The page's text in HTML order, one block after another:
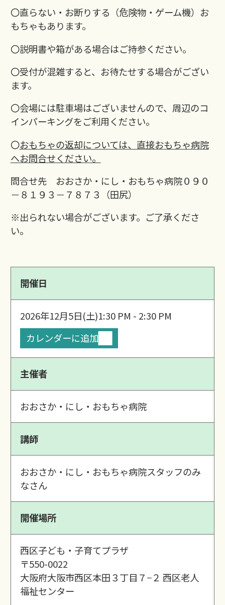
〇直らない・お断りする（危険物・ゲーム機）お
もちゃもあります。
〇説明書や箱がある場合はご持参ください。
〇受付が混雑すると、お待たせする場合がござい
ます。
〇会場には駐車場はございませんので、周辺のコ
インパーキングをご利用ください。
〇おもちゃの返却については、直接おもちゃ病院
へお問合せください。
問合せ先 おおさか・にし・おもちゃ病院０９０
－８１９３－７８７３（田尻）
※出られない場合がございます。ご了承くださ
い。
開催日
2026年12月5日(土)1:30 PM - 2:30 PM
カレンダーに追加
主催者
おおさか・にし・おもちゃ病院
講師
おおさか・にし・おもちゃ病院スタッフのみ
なさん
開催場所
西区子ども・子育てプラザ
〒550-0022
大阪府大阪市西区本田３丁目７−２ 西区老人
福祉センター